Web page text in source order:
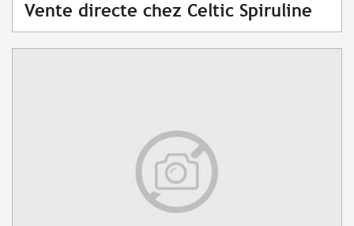
Vente directe chez Celtic Spiruline